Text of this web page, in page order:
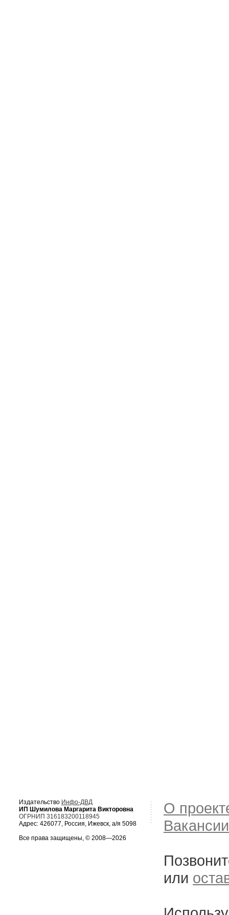
Издательство Инфо-ДВД
ИП Шумилова Маргарита Викторовна
ОГРНИП 316183200118945
Адрес: 426077, Россия, Ижевск, а/я 5098
Все права защищены, © 2008—2026
О
Вакансии
или